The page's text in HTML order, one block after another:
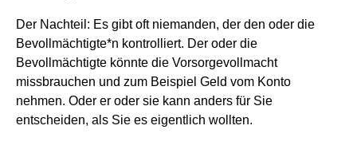
Der Nachteil: Es gibt oft niemanden, der den oder die
Bevollmächtigte*n kontrolliert. Der oder die
Bevollmächtigte könnte die Vorsorgevollmacht
missbrauchen und zum Beispiel Geld vom Konto
nehmen. Oder er oder sie kann anders für Sie
entscheiden, als Sie es eigentlich wollten.